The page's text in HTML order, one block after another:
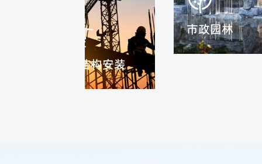
市政园林